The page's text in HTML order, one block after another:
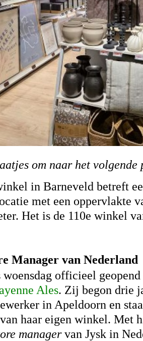
om naar het
in Barneveld betreft
met een oppervlakte
Het is de 110e winkel
Manager van Nederland
officieel
Ales. Zij begon drie
in Apeldoorn en
haar eigen winkel. Met
managervan Jysk in